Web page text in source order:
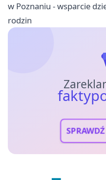
w Poznaniu - wsparcie
rodzin